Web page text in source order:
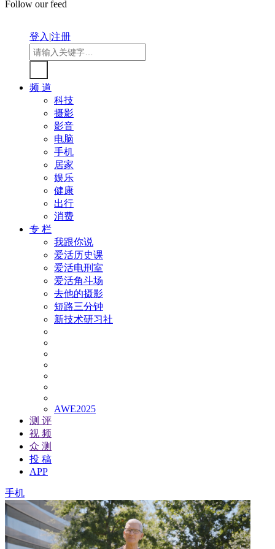
Follow our feed
登入|注册
频 道
科技
摄影
影音
电脑
手机
居家
娱乐
健康
出行
消费
专 栏
我跟你说
爱活历史课
爱活电刑室
爱活角斗场
去他的摄影
短路三分钟
新技术研习社
AWE2025
测 评
视 频
众 测
投 稿
APP
手机